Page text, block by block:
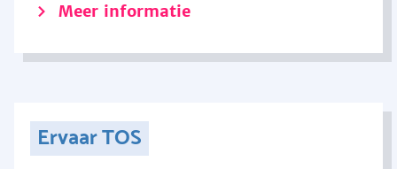
Meer informatie
Ervaar TOS